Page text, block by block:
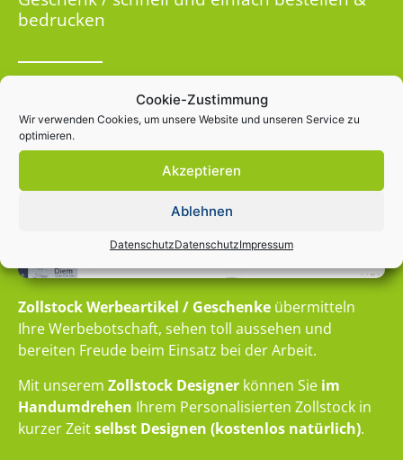
Cookie-Zustimmung
Wir verwenden Cookies, um unsere Website und unseren Service zu
optimieren.
Akzeptieren
Ablehnen
DatenschutzDatenschutzImpressum
bedrucken
Zollstock Werbeartikel / Geschenke übermitteln
Ihre Werbebotschaft, sehen toll aussehen und
bereiten Freude beim Einsatz bei der Arbeit.
Mit unserem Zollstock Designer können Sie im
Handumdrehen Ihrem Personalisierten Zollstock in
kurzer Zeitselbst Designen (kostenlos natürlich).